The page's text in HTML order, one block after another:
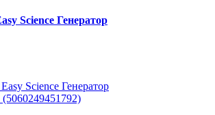
Science Генератор